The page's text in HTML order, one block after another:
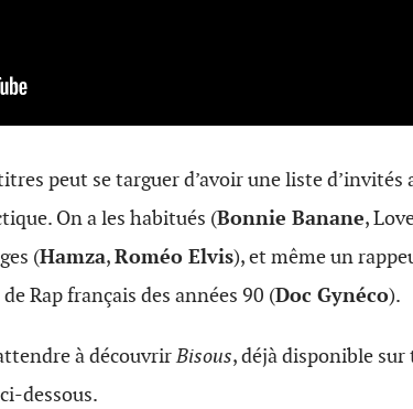
peut se targuer d’avoir une liste d’invités
On a les habitués (Bonnie Banane,
(Hamza,Roméo Elvis), et même un
Rap français des années 90 (Doc Gynéco).
à découvrirBisous, déjà disponible sur
dessous.